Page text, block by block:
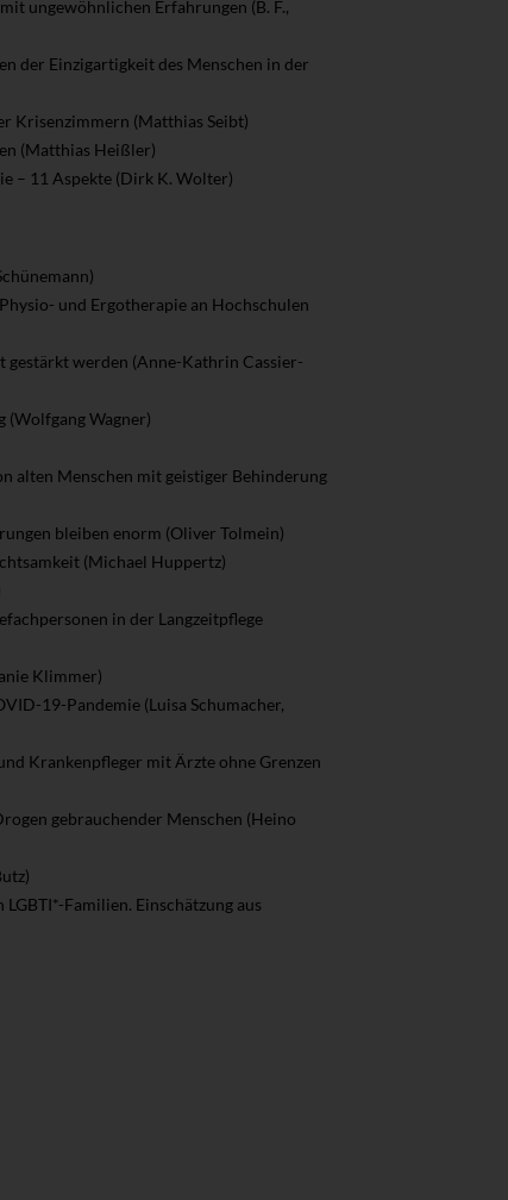
ungewöhnlichen Erfahrungen (B. F.,
der Einzigartigkeit des Menschen in der
Krisenzimmern (Matthias Seibt)
(Matthias Heißler)
– 11 Aspekte (Dirk K. Wolter)
und Ergotherapie an Hochschulen
gestärkt werden (Anne-Kathrin Cassier-
(Wolfgang Wagner)
alten Menschen mit geistiger Behinderung
bleiben enorm (Oliver Tolmein)
(Michael Huppertz)
in der Langzeitpflege
Klimmer)
19-Pandemie (Luisa Schumacher,
Krankenpfleger mit Ärzte ohne Grenzen
gebrauchender Menschen (Heino
Familien. Einschätzung aus